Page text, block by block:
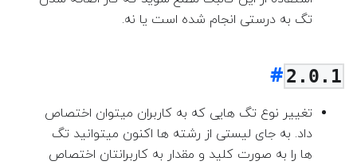
تگ به درستی انجام شده است یا نه.
2.0.1
تغییر نوع تگ هایی که به کاربران میتوان اختصاص
داد. به جای لیستی از رشته ها اکنون میتوانید تگ
ها را به صورت کلید و مقدار به کاربرانتان اختصاص